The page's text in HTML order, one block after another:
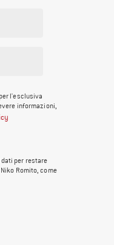
l'esclusiva
informazioni,
per restare
Romito, come